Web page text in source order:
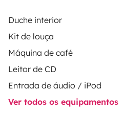
Duche interior
Kit de louça
Máquina de café
Leitor de CD
Entrada de áudio / iPod
Ver todos os equipamentos